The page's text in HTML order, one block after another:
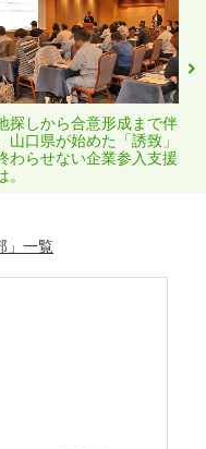
探しから合意形成まで伴
山口県が始めた「誘致」
わらせない企業参入支援
。